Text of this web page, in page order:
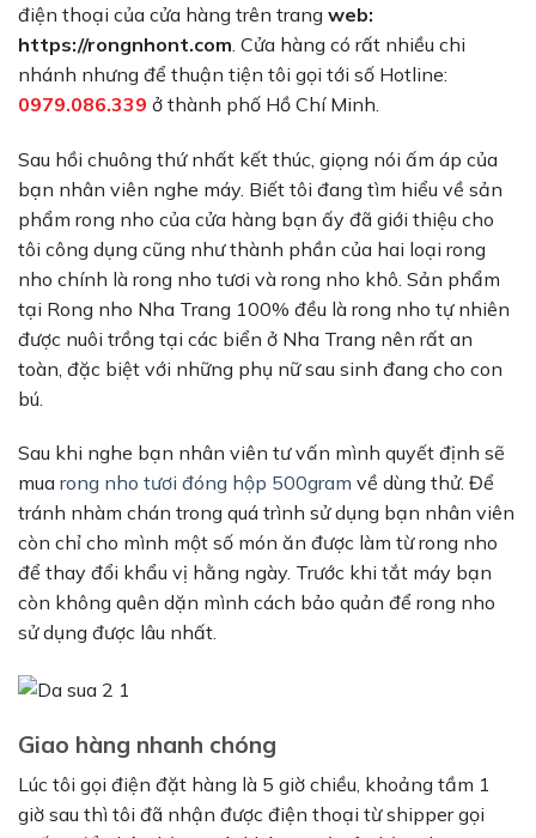
điện thoại của cửa hàng trên trang web:
https://rongnhont.com . Cửa hàng có rất nhiều chi
nhánh nhưng để thuận tiện tôi gọi tới số Hotline:
0979.086.339 ở thành phố Hồ Chí Minh.
Sau hồi chuông thứ nhất kết thúc, giọng nói ấm áp của
bạn nhân viên nghe máy. Biết tôi đang tìm hiểu về sản
phẩm rong nho của cửa hàng bạn ấy đã giới thiệu cho
tôi công dụng cũng như thành phần của hai loại rong
nho chính là rong nho tươi và rong nho khô. Sản phẩm
tại Rong nho Nha Trang 100% đều là rong nho tự nhiên
được nuôi trồng tại các biển ở Nha Trang nên rất an
toàn, đặc biệt với những phụ nữ sau sinh đang cho con
bú.
Sau khi nghe bạn nhân viên tư vấn mình quyết định sẽ
mua rong nho tươi đóng hộp 500gram về dùng thử. Để
tránh nhàm chán trong quá trình sử dụng bạn nhân viên
còn chỉ cho mình một số món ăn được làm từ rong nho
để thay đổi khẩu vị hằng ngày. Trước khi tắt máy bạn
còn không quên dặn mình cách bảo quản để rong nho
sử dụng được lâu nhất.
Giao hàng nhanh chóng
Lúc tôi gọi điện đặt hàng là 5 giờ chiều, khoảng tầm 1
giờ sau thì tôi đã nhận được điện thoại từ shipper gọi